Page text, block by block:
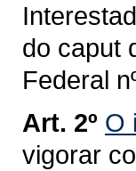
do caput
Federal
Art. 2º O
vigorar